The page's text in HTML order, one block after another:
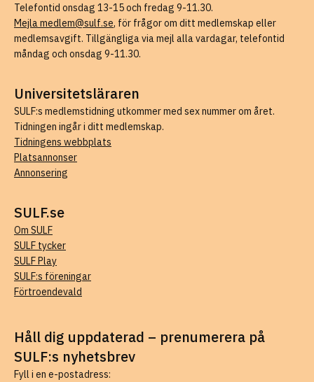
Telefontid onsdag 13-15 och fredag 9-11.30.
Mejla medlem@sulf.se, för frågor om ditt medlemskap eller
medlemsavgift. Tillgängliga via mejl alla vardagar, telefontid
måndag och onsdag 9-11.30.
Universitetsläraren
SULF:s medlemstidning utkommer med sex nummer om året.
Tidningen ingår i ditt medlemskap.
Tidningens webbplats
Platsannonser
Annonsering
SULF.se
Om SULF
SULF tycker
SULF Play
SULF:s föreningar
Förtroendevald
Håll dig uppdaterad – prenumerera på
SULF:s nyhetsbrev
Fyll i en e-postadress: